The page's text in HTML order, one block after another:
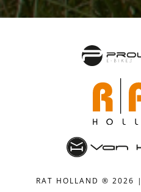
RAT HOLLAND ® 2026 |